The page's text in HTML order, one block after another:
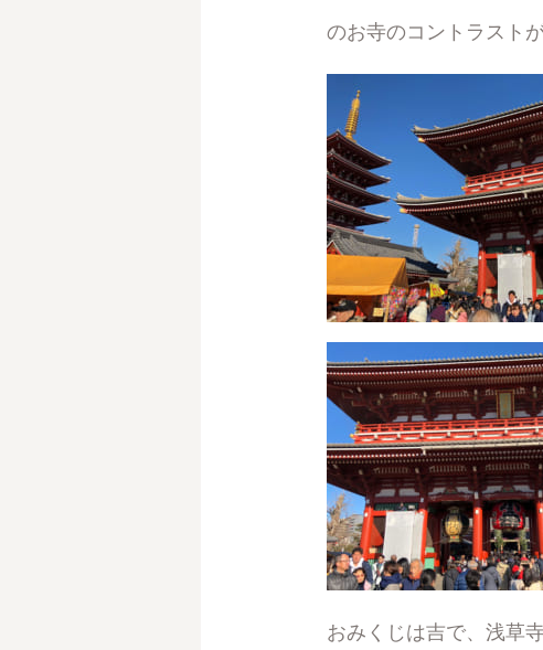
のお寺のコントラスト
おみくじは吉で、浅草